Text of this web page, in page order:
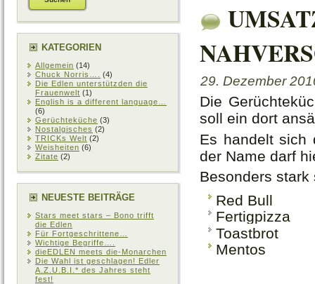
KATEGORIEN
Allgemein (14)
Chuck Norris….
(4)
Die Edlen unterstützden die
Frauenwelt (1)
English is a different language…
(6)
Gerüchteküche (3)
Nostalgisches (2)
TRICKs Welt (2)
Weisheiten (6)
Zitate (2)
NEUESTE BEITRÄGE
Stars meet stars – Bono trifft
die Edlen
Für Fortgeschrittene…
Wichtige Begriffe….
dieEDLEN meets die-Monarchen
Die Wahl ist geschlagen! Edler
A.Z.U.B.I.* des Jahres steht
fest!
29. Dezember
Die
soll ein dort
Es handelt sich
der Name darf
Besonders
Red Bull
Fertigpizza
Toastbrot
Mentos